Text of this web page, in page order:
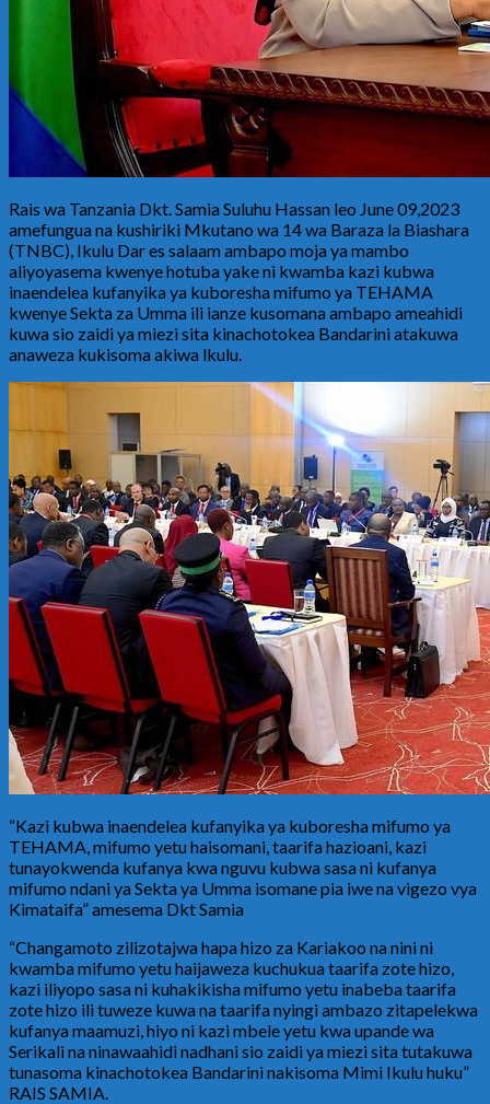
Rais wa Tanzania Dkt. Samia Suluhu Hassan leo June 09,2023
amefungua na kushiriki Mkutano wa 14 wa Baraza la Biashara
(TNBC), Ikulu Dar es salaam ambapo moja ya mambo
aliyoyasema kwenye hotuba yake ni kwamba kazi kubwa
inaendelea kufanyika ya kuboresha mifumo ya TEHAMA
kwenye Sekta za Umma ili ianze kusomana ambapo ameahidi
kuwa sio zaidi ya miezi sita kinachotokea Bandarini atakuwa
anaweza kukisoma akiwa lkulu.
“Kazi kubwa inaendelea kufanyika ya kuboresha mifumo ya
TEHAMA, mifumo yetu haisomani, taarifa hazioani, kazi
tunayokwenda kufanya kwa nguvu kubwa sasa ni kufanya
mifumo ndani ya Sekta ya Umma isomane pia iwe na vigezo vya
Kimataifa” amesema Dkt Samia
“Changamoto zilizotajwa hapa hizo za Kariakoo na nini ni
kwamba mifumo yetu haijaweza kuchukua taarifa zote hizo,
kazi iliyopo sasa ni kuhakikisha mifumo yetu inabeba taarifa
zote hizo ili tuweze kuwa na taarifa nyingi ambazo zitapelekwa
kufanya maamuzi, hiyo ni kazi mbele yetu kwa upande wa
Serikali na ninawaahidi nadhani sio zaidi ya miezi sita tutakuwa
tunasoma kinachotokea Bandarini nakisoma Mimi Ikulu huku”
RAIS SAMIA.